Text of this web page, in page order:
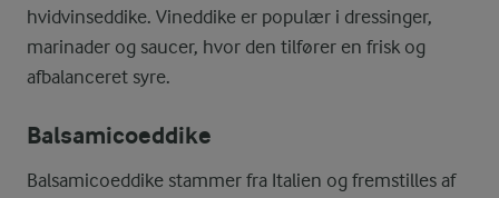
hvidvinseddike. Vineddike er populær i dressinger,
marinader og saucer, hvor den tilfører en frisk og
afbalanceret syre.
Balsamicoeddike
Balsamicoeddike stammer fra Italien og fremstilles af